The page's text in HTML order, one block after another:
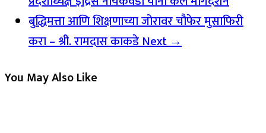
बुद्धिमत्ता आणि शिक्षणाच्या जोरावर चौफेर मुसाफिरी
करा – श्री. रामदास काकडेNext →
You May Also Like